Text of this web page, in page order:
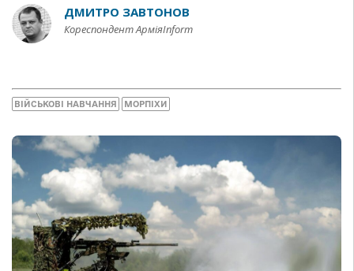
ДМИТРО ЗАВТОНОВ
Кореспондент АрміяInform
ВІЙСЬКОВІ НАВЧАННЯ МОРПІХИ